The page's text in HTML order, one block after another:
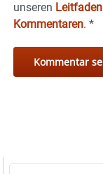
unseren
Kommentaren. *